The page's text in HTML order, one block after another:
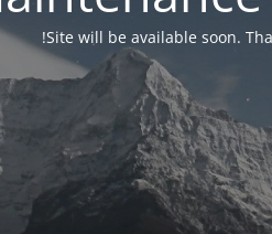
Site will be available soon.